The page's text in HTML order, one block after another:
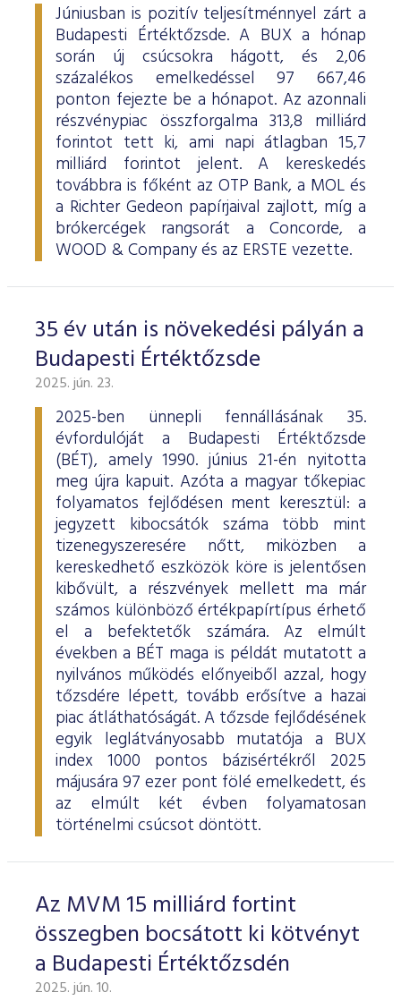
Júniusban is pozitív teljesítménnyel zárt a
Budapesti Értéktőzsde. A BUX a hónap
során új csúcsokra hágott, és 2,06
százalékos emelkedéssel 97 667,46
ponton fejezte be a hónapot. Az azonnali
részvénypiac összforgalma 313,8 milliárd
forintot tett ki, ami napi átlagban 15,7
milliárd forintot jelent. A kereskedés
továbbra is főként az OTP Bank, a MOL és
a Richter Gedeon papírjaival zajlott, míg a
brókercégek rangsorát a Concorde, a
WOOD & Company és az ERSTE vezette.
35 év után is növekedési pályán a
Budapesti Értéktőzsde
2025. jún. 23.
2025-ben ünnepli fennállásának 35.
évfordulóját a Budapesti Értéktőzsde
(BÉT), amely 1990. június 21-én nyitotta
meg újra kapuit. Azóta a magyar tőkepiac
folyamatos fejlődésen ment keresztül: a
jegyzett kibocsátók száma több mint
tizenegyszeresére nőtt, miközben a
kereskedhető eszközök köre is jelentősen
kibővült, a részvények mellett ma már
számos különböző értékpapírtípus érhető
el a befektetők számára. Az elmúlt
években a BÉT maga is példát mutatott a
nyilvános működés előnyeiből azzal, hogy
tőzsdére lépett, tovább erősítve a hazai
piac átláthatóságát. A tőzsde fejlődésének
egyik leglátványosabb mutatója a BUX
index 1000 pontos bázisértékről 2025
májusára 97 ezer pont fölé emelkedett, és
az elmúlt két évben folyamatosan
történelmi csúcsot döntött.
Az MVM 15 milliárd fortint
összegben bocsátott ki kötvényt
a Budapesti Értéktőzsdén
2025. jún. 10.